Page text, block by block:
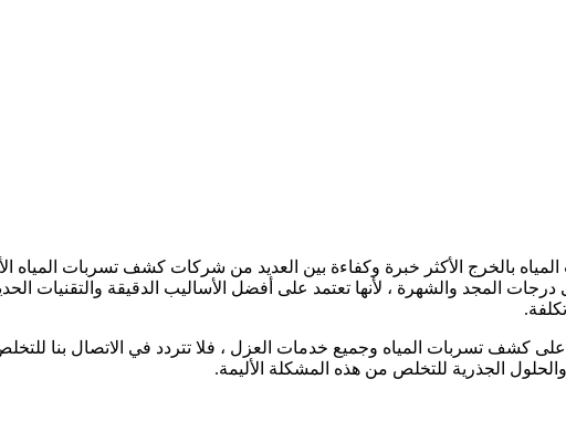
بالخرج الأكثر خبرة وكفاءة بين العديد من شركات كشف تسربات المياه
المجد والشهرة ، لأنها تعتمد على أفضل الأساليب الدقيقة والتقنيات
تسربات المياه وجميع خدمات العزل ، فلا تتردد في الاتصال بنا
الجذرية للتخلص من هذه المشكلة الأليمة.